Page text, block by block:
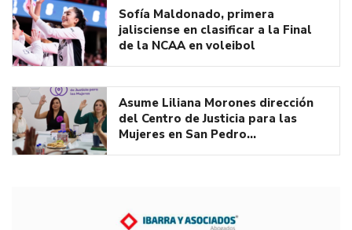
Sofía Maldonado, primera
jalisciense en clasificar a la Final
de la NCAA en voleibol
Asume Liliana Morones dirección
del Centro de Justicia para las
Mujeres en San Pedro…